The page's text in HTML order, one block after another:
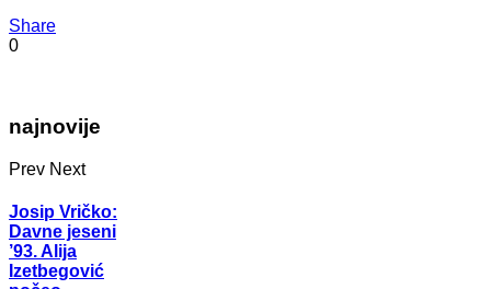
Share
0
najnovije
Prev Next
Josip Vričko:
Davne jeseni
’93. Alija
Izetbegović